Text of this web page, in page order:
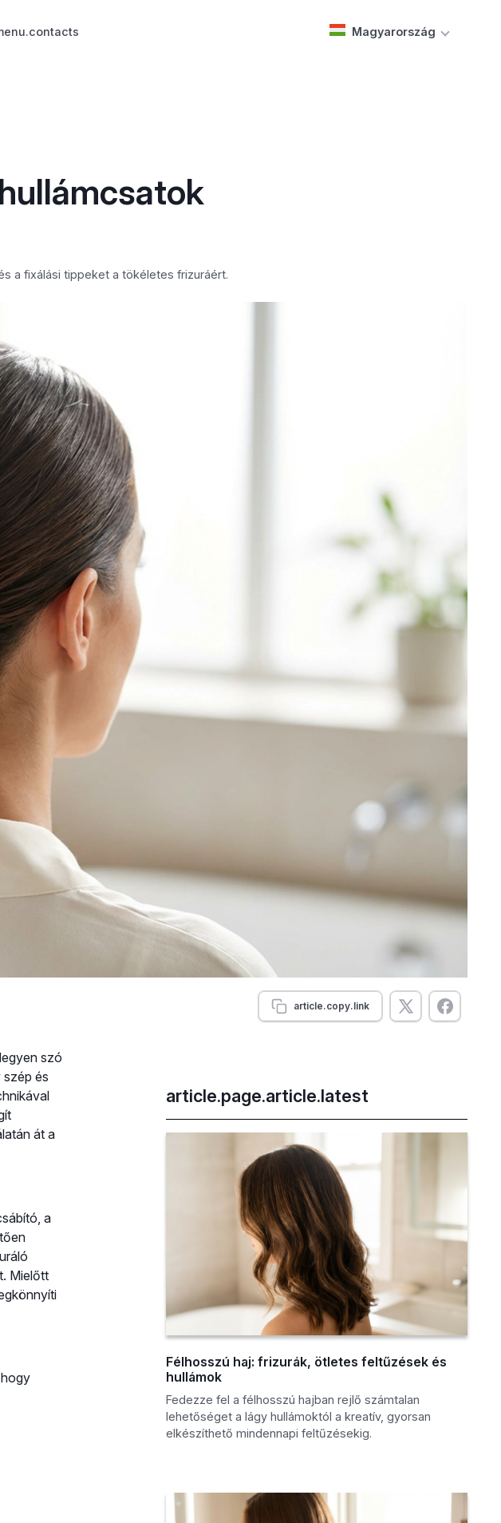
Magyarország
a fixálási tippeket a tökéletes frizuráért.
article.copy.link
szó
és
át a
a
Mielőtt
article.page.article.latest
Félhosszú haj: frizurák, ötletes feltűzések és
hullámok
Fedezze fel a félhosszú hajban rejlő számtalan
lehetőséget a lágy hullámoktól a kreatív, gyorsan
elkészíthető mindennapi feltűzésekig.